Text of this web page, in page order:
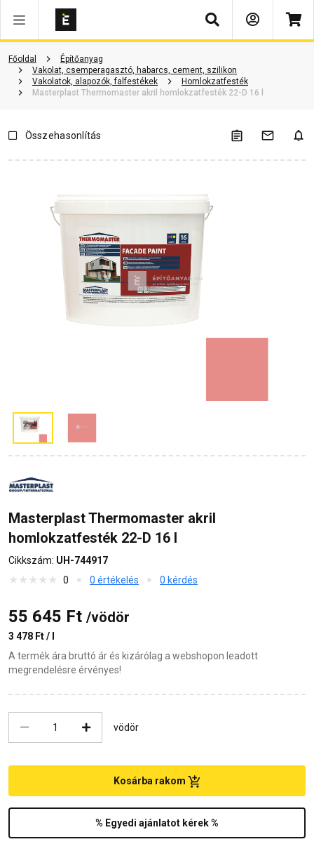
Keresés
Főoldal
Építőanyag
Vakolat, csemperagasztó, habarcs, cement, szilikon
Vakolatok, alapozók, falfestékek
Homlokzatfesték
Masterplast Thermomaster akril homlokzatfesték 22-D 16 l
Termékinformáció Kérdések és válaszok
Összehasonlítás
Masterplast Thermomaster akril
homlokzatfesték 22-D 16 l
Cikkszám: UH-744917
0
0 értékelés 0 kérdés
55 645 Ft /vödör
3 478 Ft / l
A termék ára bruttó ár és kizárólag a webshopon leadott
megrendelésre érvényes!
vödör
% Egyedi ajánlatot kérek %
Kosárba rakom